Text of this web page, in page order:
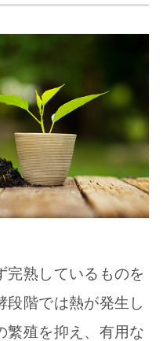
完熟しているものを
段階では熱が発生し
繁殖を抑え、有用な